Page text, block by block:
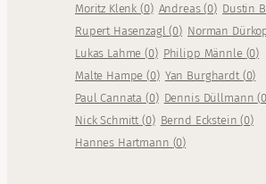
Moritz Klenk(0) Andreas(0) Dustin
Rupert Hasenzagl(0) Norman
Lukas Lahme(0) Philipp Männle (0)
Malte Hampe(0) Yan Burghardt (0)
Paul Cannata(0) Dennis Düllmann(0
Nick Schmitt(0) Bernd Eckstein(0)
Hannes Hartmann (0)